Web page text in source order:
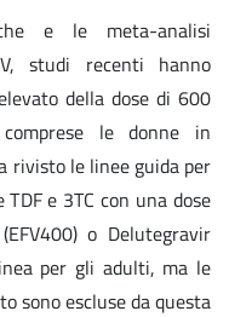
e le meta-analisi
studi recenti hanno
della dose di 600
le donne in
rivisto le linee guida per
e 3TC con una dose
o Delutegravir
per gli adulti, ma le
sono escluse da questa